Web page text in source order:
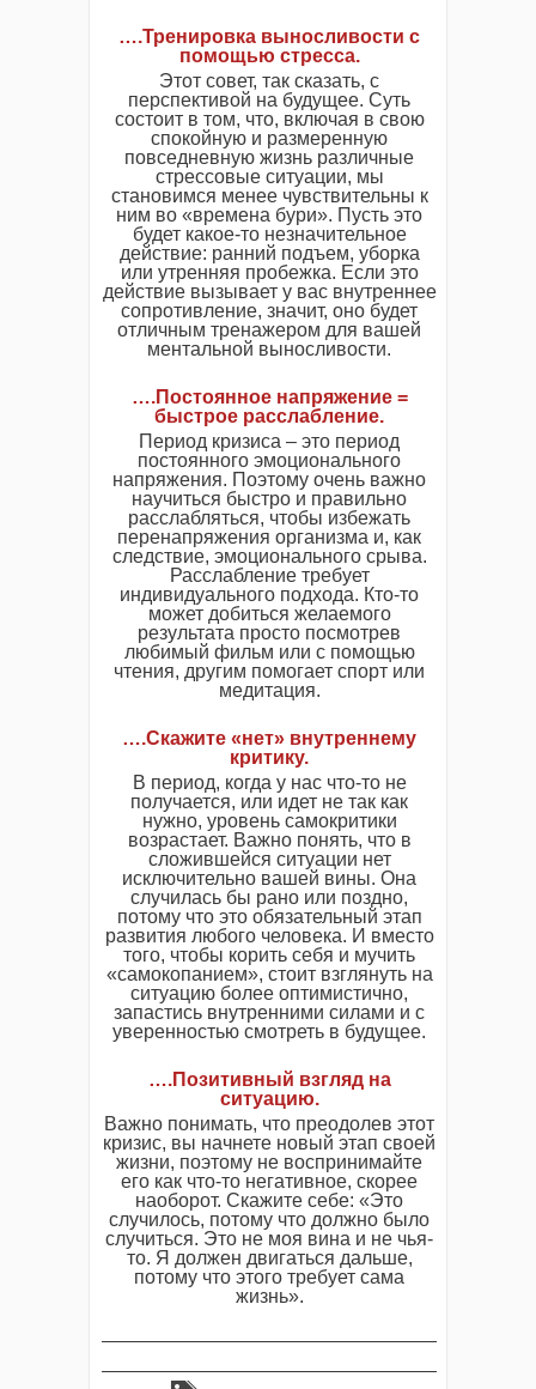
….Тренировка выносливости с
помощью стресса.
Этот совет, так сказать, с
перспективой на будущее. Суть
состоит в том, что, включая в свою
спокойную и размеренную
повседневную жизнь различные
стрессовые ситуации, мы
становимся менее чувствительны к
ним во «времена бури». Пусть это
будет какое-то незначительное
действие: ранний подъем, уборка
или утренняя пробежка. Если это
действие вызывает у вас внутреннее
сопротивление, значит, оно будет
отличным тренажером для вашей
ментальной выносливости.
….Постоянное напряжение =
быстрое расслабление.
Период кризиса – это период
постоянного эмоционального
напряжения. Поэтому очень важно
научиться быстро и правильно
расслабляться, чтобы избежать
перенапряжения организма и, как
следствие, эмоционального срыва.
Расслабление требует
индивидуального подхода. Кто-то
может добиться желаемого
результата просто посмотрев
любимый фильм или с помощью
чтения, другим помогает спорт или
медитация.
….Скажите «нет» внутреннему
критику.
В период, когда у нас что-то не
получается, или идет не так как
нужно, уровень самокритики
возрастает. Важно понять, что в
сложившейся ситуации нет
исключительно вашей вины. Она
случилась бы рано или поздно,
потому что это обязательный этап
развития любого человека. И вместо
того, чтобы корить себя и мучить
«самокопанием», стоит взглянуть на
ситуацию более оптимистично,
запастись внутренними силами и с
уверенностью смотреть в будущее.
….Позитивный взгляд на
ситуацию.
Важно понимать, что преодолев этот
кризис, вы начнете новый этап своей
жизни, поэтому не воспринимайте
его как что-то негативное, скорее
наоборот. Скажите себе: «Это
случилось, потому что должно было
случиться. Это не моя вина и не чья-
то. Я должен двигаться дальше,
потому что этого требует сама
жизнь».